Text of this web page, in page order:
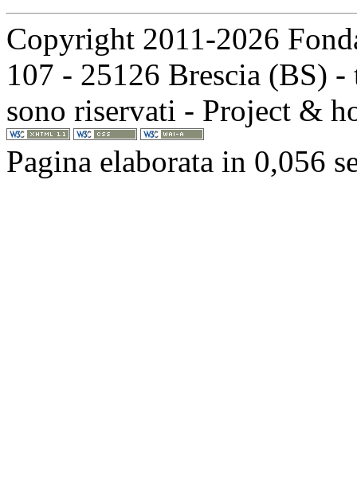
Copyright 2011-2026
107 - 25126 Brescia (BS)
sono riservati - Project &
Pagina elaborata in 0,056